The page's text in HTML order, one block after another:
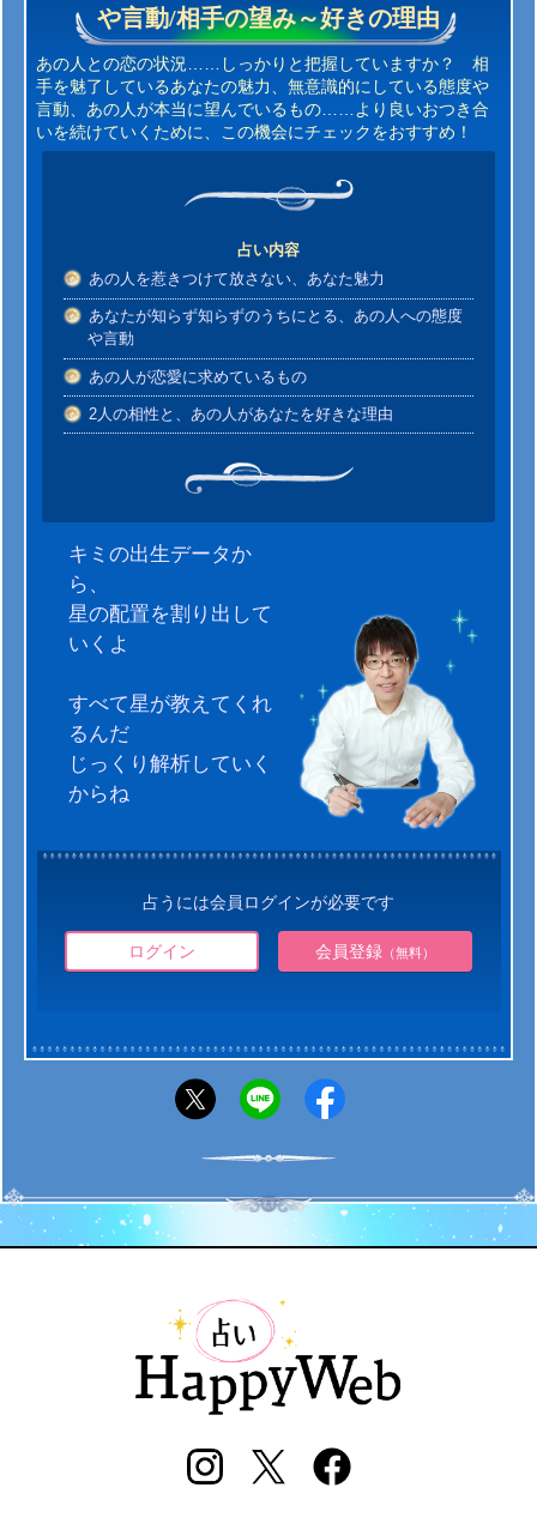
や言動/相手の望み～好きの理由
あの人との恋の状況……しっかりと把握していますか？ 相
手を魅了しているあなたの魅力、無意識的にしている態度や
言動、あの人が本当に望んでいるもの……より良いおつき合
いを続けていくために、この機会にチェックをおすすめ！
占い内容
あの人を惹きつけて放さない、あなた魅力
あなたが知らず知らずのうちにとる、あの人への態度
や言動
あの人が恋愛に求めているもの
2人の相性と、あの人があなたを好きな理由
キミの出生データか
ら、
星の配置を割り出して
いくよ
すべて星が教えてくれ
るんだ
じっくり解析していく
からね
占うには会員ログインが必要です
ログイン 会員登録（無料）